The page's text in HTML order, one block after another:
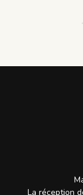
La réception